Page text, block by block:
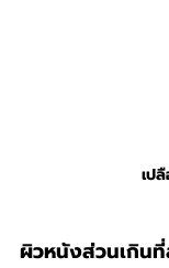
เป
ผิวหนังส่วนเกิน